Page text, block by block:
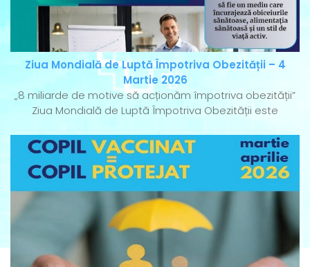
Ziua Mondială de Luptă Împotriva Obezității – 4
Martie 2026
„8 miliarde de motive să acționăm împotriva obezității”
Ziua Mondială de Luptă Împotriva Obezității este